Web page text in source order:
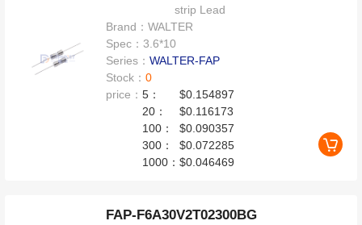
strip Lead
Brand：WALTER
Spec：3.6*10
Series：WALTER-FAP
Stock：0
price：5：
$0.154897
20：
$0.116173
100：
$0.090357
300：
$0.072285
1000：$0.046469
FAP-F6A30V2T02300BG